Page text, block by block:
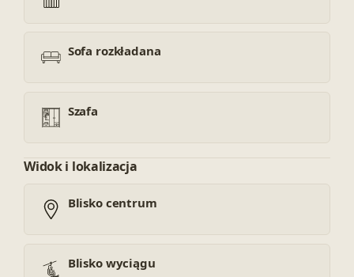
Sofa rozkładana
Szafa
Widok i lokalizacja
Blisko centrum
Blisko wyciągu